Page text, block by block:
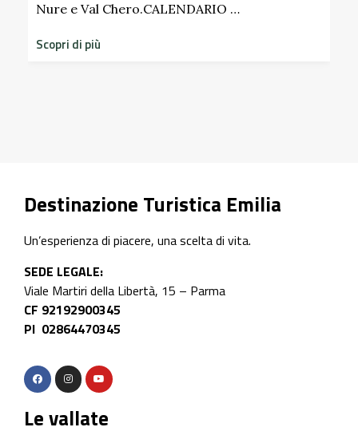
Nure e Val Chero.CALENDARIO …
Scopri di più
Destinazione Turistica Emilia
Un’esperienza di piacere, una scelta di vita.
SEDE LEGALE:
Viale Martiri della Libertà, 15 – Parma
CF 92192900345
PI 02864470345
Le vallate